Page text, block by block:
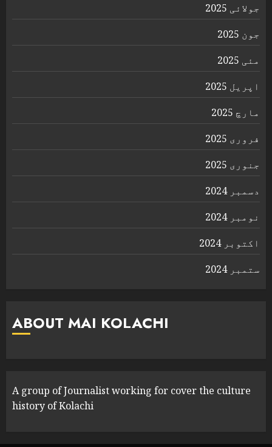
جولائی 2025
جون 2025
مئی 2025
اپریل 2025
مارچ 2025
فروری 2025
جنوری 2025
دسمبر 2024
نومبر 2024
اکتوبر 2024
ستمبر 2024
ABOUT MAI KOLACHI
A group of Journalist working for cover the culture
history of Kolachi